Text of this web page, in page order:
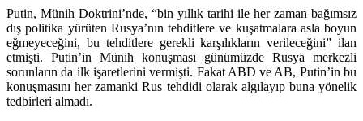
Putin, Münih Doktrini’nde, “bin yıllık tarihi ile her zaman bağımsız
dış politika yürüten Rusya’nın tehditlere ve kuşatmalara asla boyun
eğmeyeceğini, bu tehditlere gerekli karşılıkların verileceğini” ilan
etmişti. Putin’in Münih konuşması günümüzde Rusya merkezli
sorunların da ilk işaretlerini vermişti. Fakat ABD ve AB, Putin’in bu
konuşmasını her zamanki Rus tehdidi olarak algılayıp buna yönelik
tedbirleri almadı.